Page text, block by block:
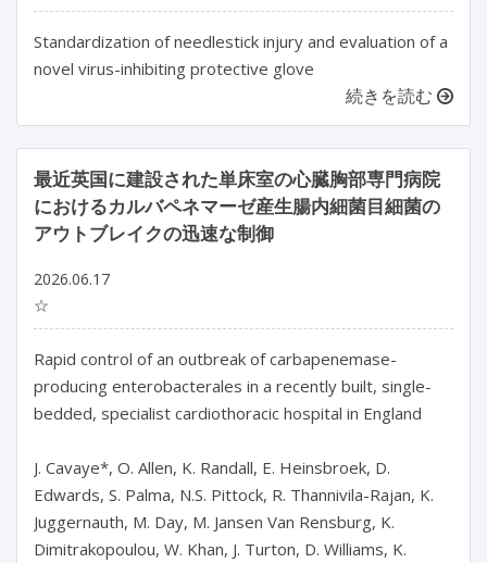
Standardization of needlestick injury and evaluation of a
novel virus-inhibiting protective glove
続きを読む
最近英国に建設された単床室の心臓胸部専門病院
におけるカルバペネマーゼ産生腸内細菌目細菌の
アウトブレイクの迅速な制御
2026.06.17
☆
Rapid control of an outbreak of carbapenemase-
producing enterobacterales in a recently built, single-
bedded, specialist cardiothoracic hospital in England
J. Cavaye*, O. Allen, K. Randall, E. Heinsbroek, D.
Edwards, S. Palma, N.S. Pittock, R. Thannivila-Rajan, K.
Juggernauth, M. Day, M. Jansen Van Rensburg, K.
Dimitrakopoulou, W. Khan, J. Turton, D. Williams, K.